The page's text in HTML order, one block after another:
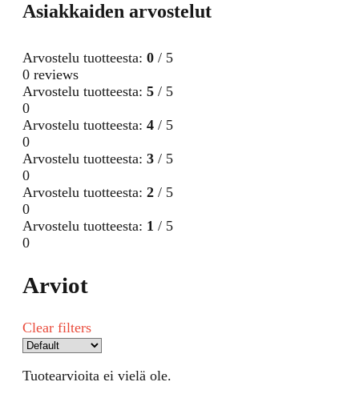
Asiakkaiden arvostelut
Arvostelu tuotteesta: 0 / 5
0 reviews
Arvostelu tuotteesta: 5 / 5
0
Arvostelu tuotteesta: 4 / 5
0
Arvostelu tuotteesta: 3 / 5
0
Arvostelu tuotteesta: 2 / 5
0
Arvostelu tuotteesta: 1 / 5
0
Arviot
Clear filters
Tuotearvioita ei vielä ole.